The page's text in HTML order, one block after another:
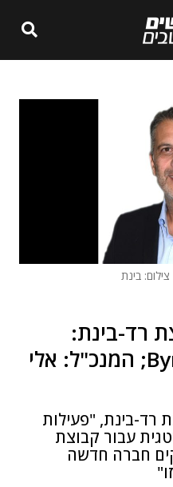
צילום: בינת
רד-בינת:
Bynet Data Centers; המנכ"ל: אלי
רד-בינת, "פעילות
עבור קבוצת
חברה חדשה